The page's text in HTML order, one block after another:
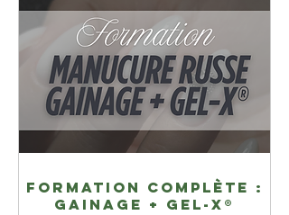
Formation Complète :
Gainage + Gel-X®